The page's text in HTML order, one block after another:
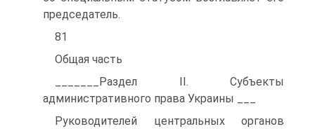
председатель.
81
Общая часть
_______Раздел II. Субъекты
административного права Украины ___
Руководителей центральных органов